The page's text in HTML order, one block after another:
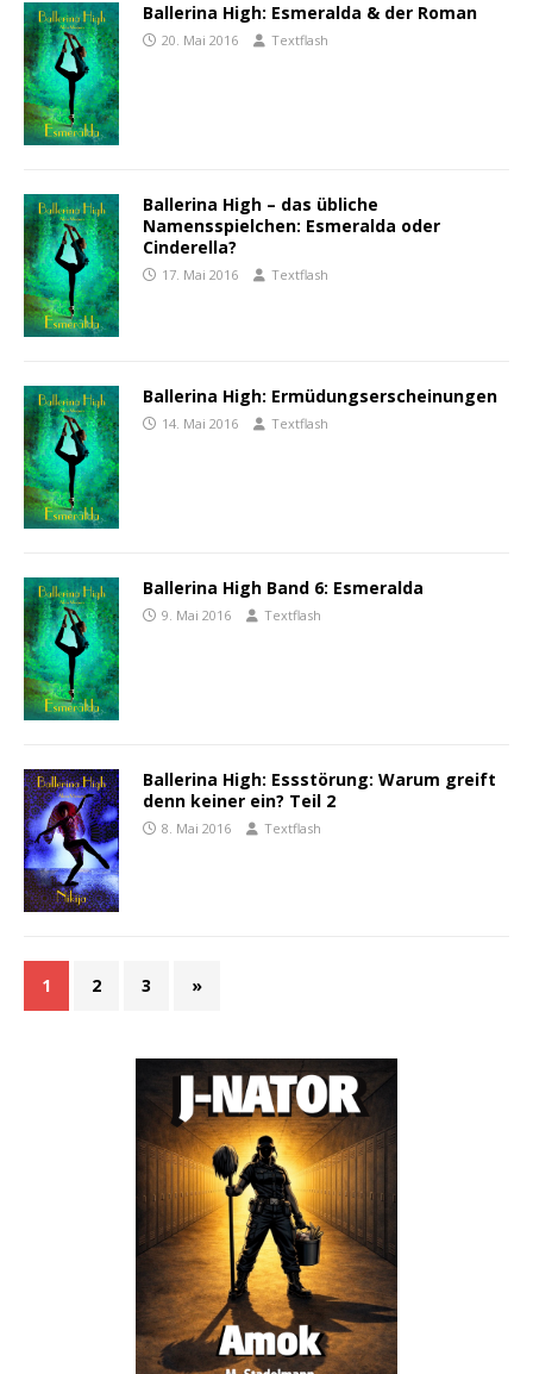
Ballerina High: Esmeralda & der Roman
20. Mai 2016 Textflash
Ballerina High – das übliche
Namensspielchen: Esmeralda oder
Cinderella?
17. Mai 2016 Textflash
Ballerina High: Ermüdungserscheinungen
14. Mai 2016 Textflash
Ballerina High Band 6: Esmeralda
9. Mai 2016 Textflash
Ballerina High: Essstörung: Warum greift
denn keiner ein? Teil 2
8. Mai 2016 Textflash
1 2 3 »